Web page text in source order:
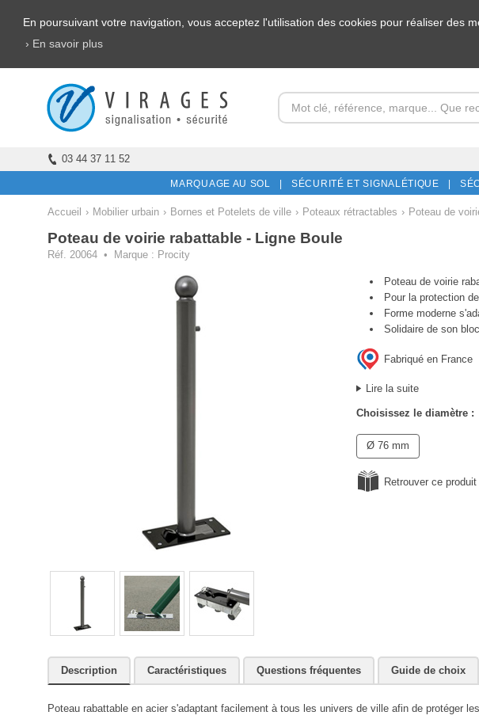
En poursuivant votre navigation, vous acceptez l'utilisation des cookies pour réaliser des
› En savoir plus
03 44 37 11 52
MARQUAGE AU SOL | SÉCURITÉ ET SIGNALÉTIQUE |
Accueil › Mobilier urbain › Bornes et Potelets de ville › Poteaux rétractables › Poteau de
Poteau de voirie rabattable - Ligne Boule
Réf. 20064 • Marque : Procity
Poteau de voirie
Pour la protection
Forme moderne
Solidaire de son
Fabriqué en France
Lire la suite
Choisissez le diamètre :
Ø 76 mm
Retrouver ce
Description Caractéristiques Questions fréquentes Guide de choix
Poteau rabattable en acier s'adaptant facilement à tous les univers de ville afin de protéger